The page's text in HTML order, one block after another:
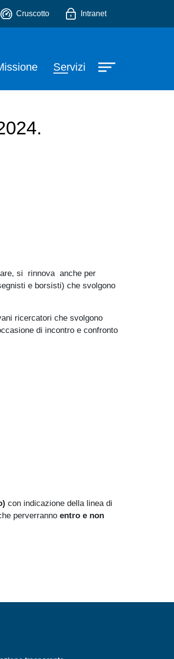
immagini
Cruscotto Intranet
Servizi
si rinnova anche per
e borsisti) che svolgono
ricercatori che svolgono
di incontro e confronto
con indicazione della linea di
perverranno entro e non